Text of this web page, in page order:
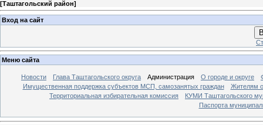
[Таштагольский район]
Вход на сайт
Меню сайта
Новости Глава Таштагольского округа Администрация О городе и округе
Имущественная поддержка субъектов МСП, самозанятых граждан
Жителям
Территориальная избирательная комиссия
КУМИ Таштагольского
Паспорта